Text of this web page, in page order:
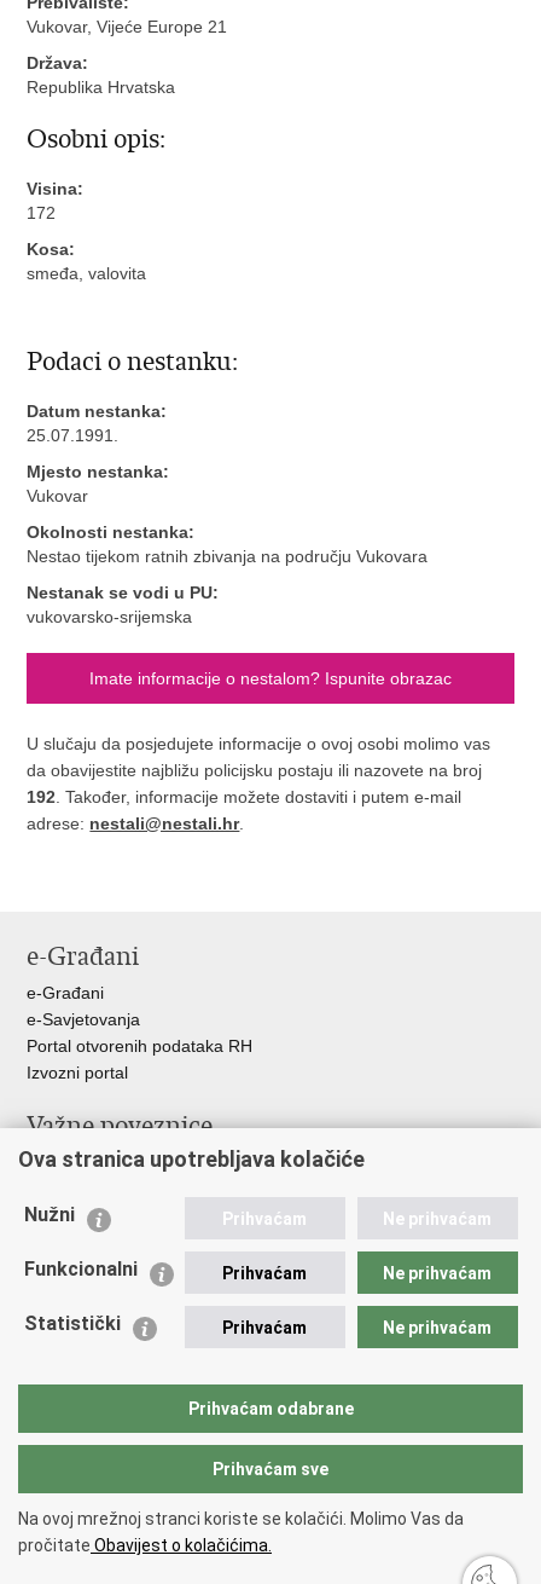
Vukovar, Vijeće Europe 21
Država:
Republika Hrvatska
Osobni opis:
Visina:
172
Kosa:
smeđa, valovita
Podaci o nestanku:
Datum nestanka:
25.07.1991.
Mjesto nestanka:
Vukovar
Okolnosti nestanka:
Nestao tijekom ratnih zbivanja na području Vukovara
Nestanak se vodi u PU:
vukovarsko-srijemska
Imate informacije o nestalom? Ispunite obrazac
U slučaju da posjedujete informacije o ovoj osobi molimo vas
da obavijestite najbližu policijsku postaju ili nazovete na broj
192. Također, informacije možete dostaviti i putem e-mail
adrese: nestali@nestali.hr.
e-Građani
e-Građani
e-Savjetovanja
Portal otvorenih podataka RH
Izvozni portal
Važne poveznice
Ministarstvo unutarnjih poslova RH
Nestale osobe u Domovinskom ratu (Ministarstvo hrvatskih
Ministarstvo znanosti i obrazovanja
Povratak na vrh
Copyright © 2026 Nestali.Uvjeti korištenja
Ova stranica upotrebljava kolačiće
Nužni Prihvaćam Ne prihvaćam
Funkcionalni Prihvaćam Ne prihvaćam
Statistički Prihvaćam Ne prihvaćam
Prihvaćam odabrane
Prihvaćam sve
Na ovoj mrežnoj stranci koriste se kolačići. Molimo Vas da
pročitate Obavijest o kolačićima.